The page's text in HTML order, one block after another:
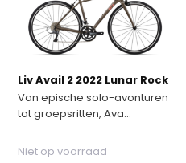
Liv Avail 2 2022 Lunar Rock
Van epische solo-avonturen
tot groepsritten, Ava...
Niet op voorraad